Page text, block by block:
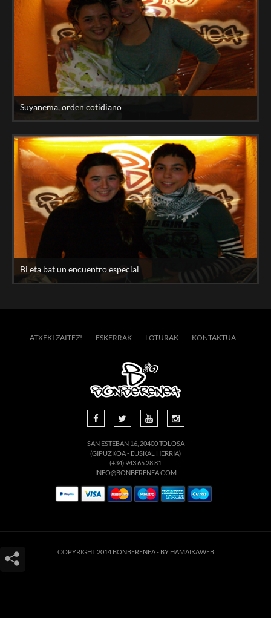
Suyanema, orden cotidiano
Bi eta bat un encuentro especial
ATXEKI ZAITEZ! ESKERRAK LOTURAK KONTAKTUA
SAN ESTEBAN 16, 20400 TOLOSA
(GIPUZKOA - EUSKAL HERRIA)
(+34) 943.65.28.81
INFO@BONBERENEA.COM
COPYRIGHT 2014 BONBERENEA - BY HAMAIKAWEB